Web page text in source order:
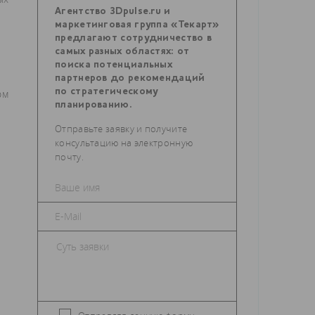
Агентство 3Dpulse.ru и
маркетинговая группа «Текарт»
предлагают сотрудничество в
самых разных областях: от
поиска потенциальных
партнеров до рекомендаций
по стратегическому
планированию.
Отправьте заявку и получите
консультацию на электронную
почту.